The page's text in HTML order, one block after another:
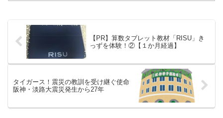
【PR】算数タブレット教材「RISU」き
っずを体験！②【１か月経過】
タイガース！震災の教訓を受け継ぐ使命
阪神・淡路大震災発生から27年